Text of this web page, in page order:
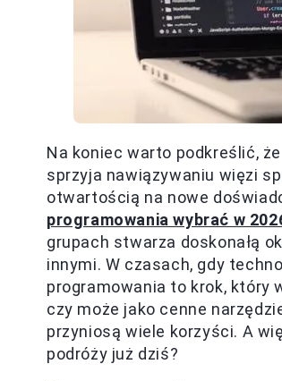
Na koniec warto podkreślić,
sprzyja nawiązywaniu więzi
otwartością na nowe
programowania wybrać w
grupach stwarza doskonałą
innymi. W czasach, gdy
programowania to krok, który
czy może jako cenne
przyniosą wiele korzyści. A
podróży już dziś?